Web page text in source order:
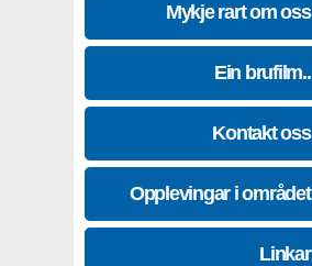
Mykje rart om oss
Ein brufilm..
Kontakt oss
Opplevingar i området
Linkar